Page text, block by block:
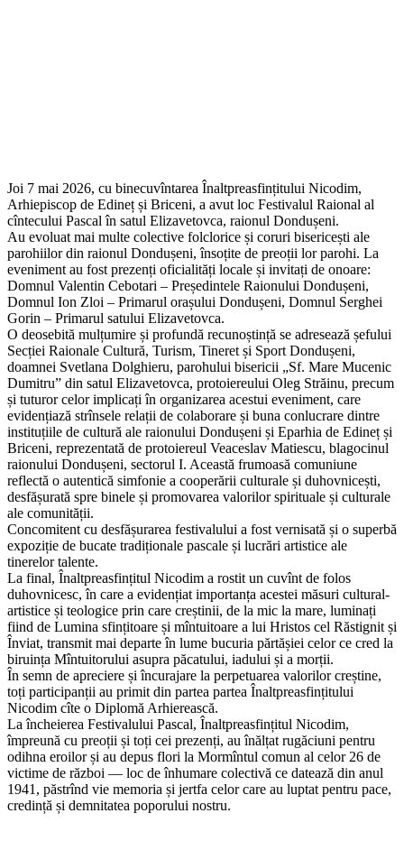
Joi 7 mai 2026, cu binecuvîntarea Înaltpreasfințitului Nicodim,
Arhiepiscop de Edineț și Briceni, a avut loc Festivalul Raional al
cîntecului Pascal în satul Elizavetovca, raionul Dondușeni.
Au evoluat mai multe colective folclorice și coruri bisericești ale
parohiilor din raionul Dondușeni, însoțite de preoții lor parohi. La
eveniment au fost prezenți oficialități locale și invitați de onoare:
Domnul Valentin Cebotari – Președintele Raionului Dondușeni,
Domnul Ion Zloi – Primarul orașului Dondușeni, Domnul Serghei
Gorin – Primarul satului Elizavetovca.
O deosebită mulțumire și profundă recunoștință se adresează șefului
Secției Raionale Cultură, Turism, Tineret și Sport Dondușeni,
doamnei Svetlana Dolghieru, parohului bisericii „Sf. Mare Mucenic
Dumitru” din satul Elizavetovca, protoiereului Oleg Străinu, precum
și tuturor celor implicați în organizarea acestui eveniment, care
evidențiază strînsele relații de colaborare și buna conlucrare dintre
instituțiile de cultură ale raionului Dondușeni și Eparhia de Edineț și
Briceni, reprezentată de protoiereul Veaceslav Matiescu, blagocinul
raionului Dondușeni, sectorul I. Această frumoasă comuniune
reflectă o autentică simfonie a cooperării culturale și duhovnicești,
desfășurată spre binele și promovarea valorilor spirituale și culturale
ale comunității.
Concomitent cu desfășurarea festivalului a fost vernisată și o superbă
expoziție de bucate tradiționale pascale și lucrări artistice ale
tinerelor talente.
La final, Înaltpreasfințitul Nicodim a rostit un cuvînt de folos
duhovnicesc, în care a evidențiat importanța acestei măsuri cultural-
artistice și teologice prin care creștinii, de la mic la mare, luminați
fiind de Lumina sfințitoare și mîntuitoare a lui Hristos cel Răstignit și
Înviat, transmit mai departe în lume bucuria părtășiei celor ce cred la
biruința Mîntuitorului asupra păcatului, iadului și a morții.
În semn de apreciere și încurajare la perpetuarea valorilor creștine,
toți participanții au primit din partea partea Înaltpreasfințitului
Nicodim cîte o Diplomă Arhierească.
La încheierea Festivalului Pascal, Înaltpreasfințitul Nicodim,
împreună cu preoții și toți cei prezenți, au înălțat rugăciuni pentru
odihna eroilor și au depus flori la Mormîntul comun al celor 26 de
victime de război — loc de înhumare colectivă ce datează din anul
1941, păstrînd vie memoria și jertfa celor care au luptat pentru pace,
credință și demnitatea poporului nostru.